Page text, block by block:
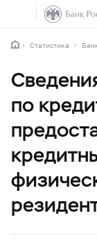
Статистика
по